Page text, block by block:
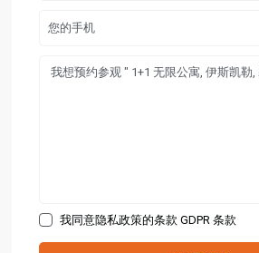
我同意隐私政策的条款GDPR 条款